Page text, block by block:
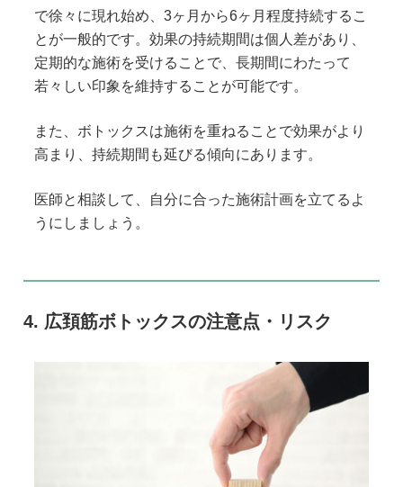
で徐々に現れ始め、3ヶ月から6ヶ月程度持続するこ
とが一般的です。効果の持続期間は個人差があり、
定期的な施術を受けることで、長期間にわたって
若々しい印象を維持することが可能です。
また、ボトックスは施術を重ねることで効果がより
高まり、持続期間も延びる傾向にあります。
医師と相談して、自分に合った施術計画を立てるよ
うにしましょう。
広頚筋ボトックスの注意点・リスク
六本木院